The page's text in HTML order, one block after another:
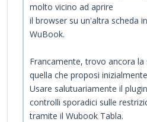
molto vicino ad aprire
il browser su un'altra scheda
WuBook.
Francamente, trovo ancora la
quella che proposi
Usare salutuariamente il plugin
controlli sporadici sulle
tramite il Wubook Tabla.